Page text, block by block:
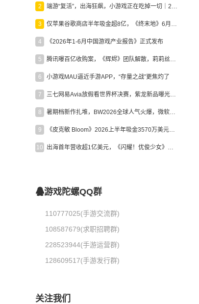
2 端游“复活”，出海狂飙，小游戏正在吃掉一切｜2026上半年产业报告
3 仅苹果谷歌商店半年吸金超8亿，《终末地》6月份收入显著回暖
4 《2026年1-6月中国游戏产业报告》正式发布
5 腾讯曝百亿收购案，《辉烬》团队解散，莉莉丝新作曝光｜陀螺周报
6 小游戏MAU逼近手游APP，“存量之战”更焦灼了
7 三七网易Avia放假看世界杯决赛，紫龙新品曝光，米哈游新作上线 | 陀螺周报
8 暑期档新作扎堆，BW2026全球人气火爆，微软XBOX大裁员|陀螺周报
9 《皮克敏 Bloom》2026上半年吸金3570万美元，中国台湾成最大市场
10 出海首年营收超1亿美元，《闪耀！优俊少女》美国市场占比达七成
游戏陀螺QQ群
110777025(手游交流群)
108587679(求职招聘群)
228523944(手游运营群)
128609517(手游发行群)
关注我们